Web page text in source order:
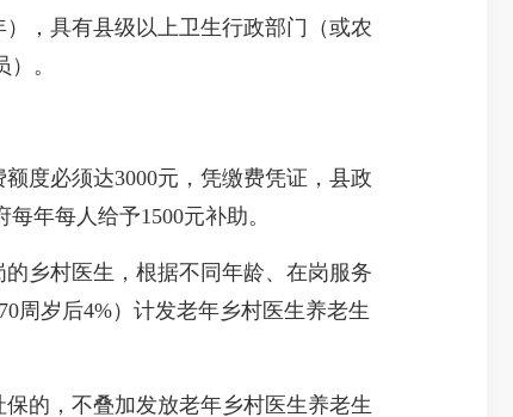
，具有县级以上卫生行政部门（或农
。
度必须达3000元，凭缴费凭证，县政
年每人给予1500元补助。
乡村医生，根据不同年龄、在岗服务
周岁后4%）计发老年乡村医生养老生
的，不叠加发放老年乡村医生养老生